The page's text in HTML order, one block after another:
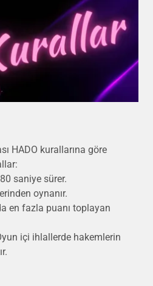
HADO kurallarına göre
saniye sürer.
oynanır.
en fazla puanı toplayan
içi ihlallerde hakemlerin